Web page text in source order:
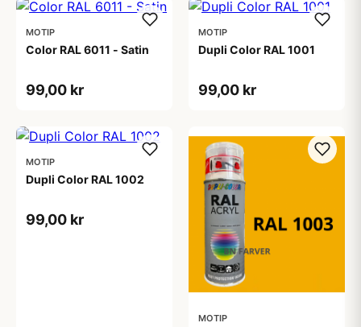
MOTIP
Color RAL 6011 - Satin
99,00 kr
MOTIP
Dupli Color RAL 1001
99,00 kr
MOTIP
Dupli Color RAL 1002
99,00 kr
MOTIP